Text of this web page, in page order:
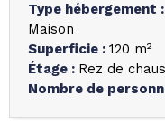
Type hébergement :
Maison
Superficie : 120 m²
Étage : Rez de
Nombre de